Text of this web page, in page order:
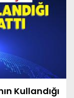
Kullandığı